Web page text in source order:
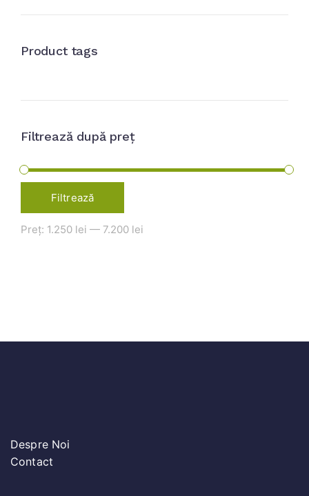
Product tags
Filtrează după preț
Filtrează
Preț: 1.250 lei — 7.200 lei
Despre Noi
Contact